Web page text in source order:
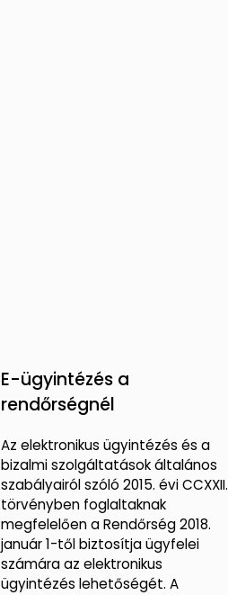
E-ügyintézés a
rendőrségnél
Az elektronikus ügyintézés és a
bizalmi szolgáltatások általános
szabályairól szóló 2015. évi CCXXII.
törvényben foglaltaknak
megfelelően a Rendőrség 2018.
január 1-től biztosítja ügyfelei
számára az elektronikus
ügyintézés lehetőségét. A